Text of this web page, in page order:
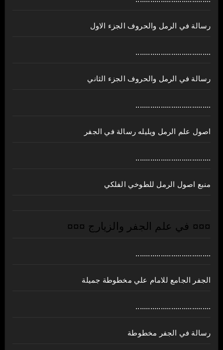
رسالة في الرمل والحروف الجزء الاول
....................................
رسالة في الرمل والحروف الجزء الثاني
....................................
اصول علم الرمل ويليله رسالة في الجفر
....................................
منبع اصول الرمل للطوخي الفلكي
¤¤¤ في علم الجفر والزيارج ¤¤¤
....................................
الجفر الجامع للامام علي مخطوطة جميلة
....................................
رسالة في الجفر مخطوطة